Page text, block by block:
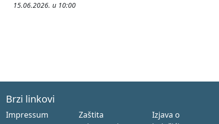
15.06.2026. u 10:00
Brzi linkovi
Impressum
Zaštita
Izjava o